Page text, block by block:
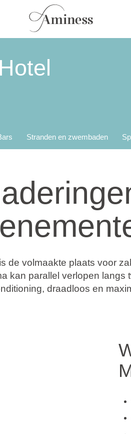
Stranden en zwembaden
de volmaakte plaats voor
kan parallel verlopen langs
draadloos en